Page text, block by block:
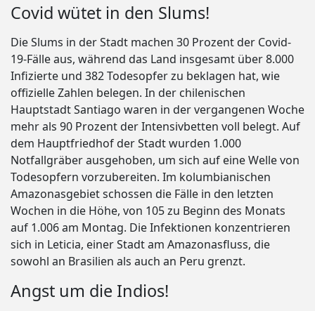
Covid wütet in den Slums!
Die Slums in der Stadt machen 30 Prozent der Covid-
19-Fälle aus, während das Land insgesamt über 8.000
Infizierte und 382 Todesopfer zu beklagen hat, wie
offizielle Zahlen belegen. In der chilenischen
Hauptstadt Santiago waren in der vergangenen Woche
mehr als 90 Prozent der Intensivbetten voll belegt. Auf
dem Hauptfriedhof der Stadt wurden 1.000
Notfallgräber ausgehoben, um sich auf eine Welle von
Todesopfern vorzubereiten. Im kolumbianischen
Amazonasgebiet schossen die Fälle in den letzten
Wochen in die Höhe, von 105 zu Beginn des Monats
auf 1.006 am Montag. Die Infektionen konzentrieren
sich in Leticia, einer Stadt am Amazonasfluss, die
sowohl an Brasilien als auch an Peru grenzt.
Angst um die Indios!